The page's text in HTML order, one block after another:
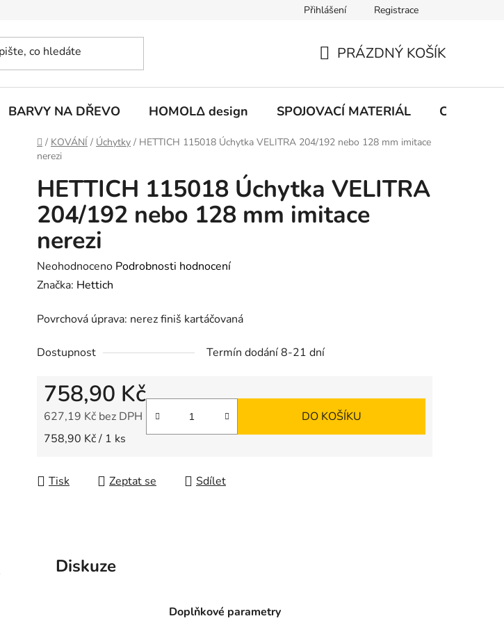
Přihlášení Registrace
KOŠÍK
PRÁZDNÝ KOŠÍK
BARVY NA DŘEVO HOMOLΔ design SPOJOVACÍ MATERIÁL CHEMIE
Domů
/ KOVÁNÍ / Úchytky / HETTICH 115018 Úchytka VELITRA 204/192 nebo 128 mm imitace
nerezi
HETTICH 115018 Úchytka VELITRA
204/192 nebo 128 mm imitace
nerezi
Průměrné
hodnocení
je
z
hvězdiček.
Neohodnoceno Podrobnosti hodnocení
Značka: Hettich
Povrchová úprava: nerez finiš kartáčovaná
Dostupnost Termín dodání 8-21 dní
758,90 Kč
627,19 Kč bez DPH
Měrná cena:
758,90 Kč / 1 ks
DO KOŠÍKU
Tisk Zeptat se Sdílet
Diskuze
Doplňkové parametry